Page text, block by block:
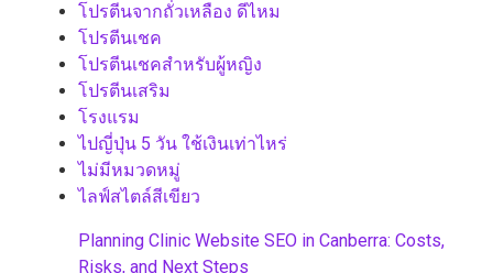
โปรตีนจากถั่วเหลือง ดีไหม
โปรตีนเชค
โปรตีนเชคสำหรับผู้หญิง
โปรตีนเสริม
โรงแรม
ไปญี่ปุ่น 5 วัน ใช้เงินเท่าไหร่
ไม่มีหมวดหมู่
ไลฟ์สไตล์สีเขียว
Planning Clinic Website SEO in Canberra: Costs,
Risks, and Next Steps